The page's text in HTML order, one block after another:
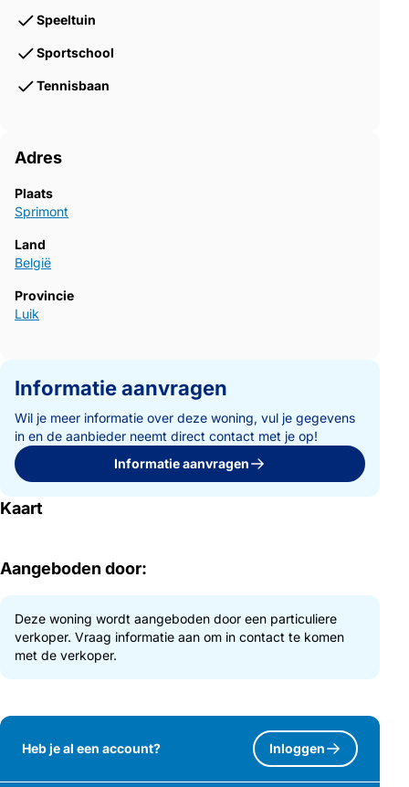
Speeltuin
Sportschool
Tennisbaan
Adres
Plaats
Sprimont
Land
België
Provincie
Luik
Informatie aanvragen
Wil je meer informatie over deze woning, vul je gegevens
in en de aanbieder neemt direct contact met je op!
Informatie aanvragen
Kaart
Aangeboden door:
Deze woning wordt aangeboden door een particuliere
verkoper. Vraag informatie aan om in contact te komen
met de verkoper.
Heb je al een account? Inloggen